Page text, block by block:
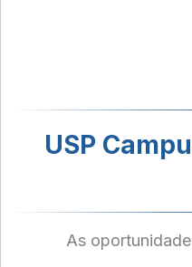
USP
As